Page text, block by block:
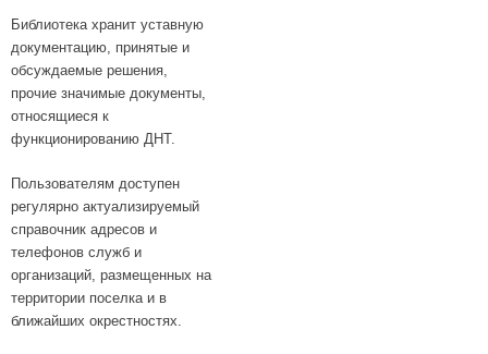
Библиотека хранит уставную
документацию, принятые и
обсуждаемые решения,
прочие значимые документы,
относящиеся к
функционированию ДНТ.
Пользователям доступен
регулярно актуализируемый
справочник адресов и
телефонов служб и
организаций, размещенных на
территории поселка и в
ближайших окрестностях.